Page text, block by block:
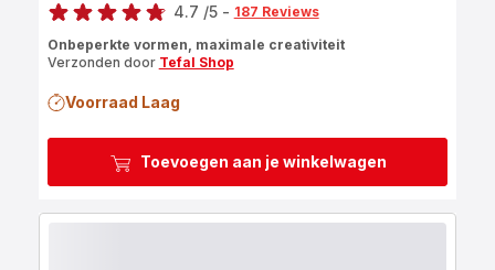
Toevoegen aan je winkelwagen
4.7 /5 - 187 Reviews
Onbeperkte vormen, maximale creativiteit
Verzonden door Tefal Shop
Voorraad Laag